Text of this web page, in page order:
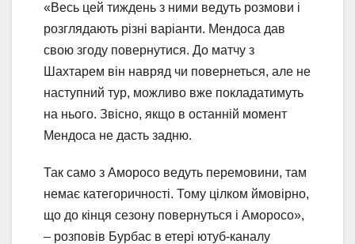
«Весь цей тиждень з ними ведуть розмови і
розглядають різні варіанти. Мендоса дав
свою згоду повернутися. До матчу з
Шахтарем він навряд чи повернеться, але не
наступний тур, можливо вже покладатимуть
на нього. Звісно, якщо в останній момент
Мендоса не дасть задню.
Так само з Аморосо ведуть перемовини, там
немає категоричності. Тому цілком ймовірно,
що до кінця сезону повернуться і Аморосо»,
– розповів Бурбас в етері ютуб-каналу